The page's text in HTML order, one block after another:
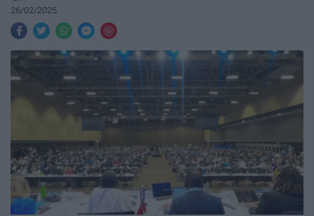
26/02/2025